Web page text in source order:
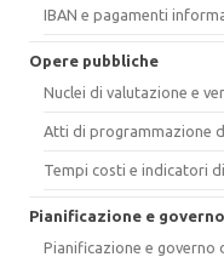
IBAN e pagamenti
Opere pubbliche
Nuclei di valutazione e
Atti di programmazione
Tempi costi e indicatori
Pianificazione e
Pianificazione e governo